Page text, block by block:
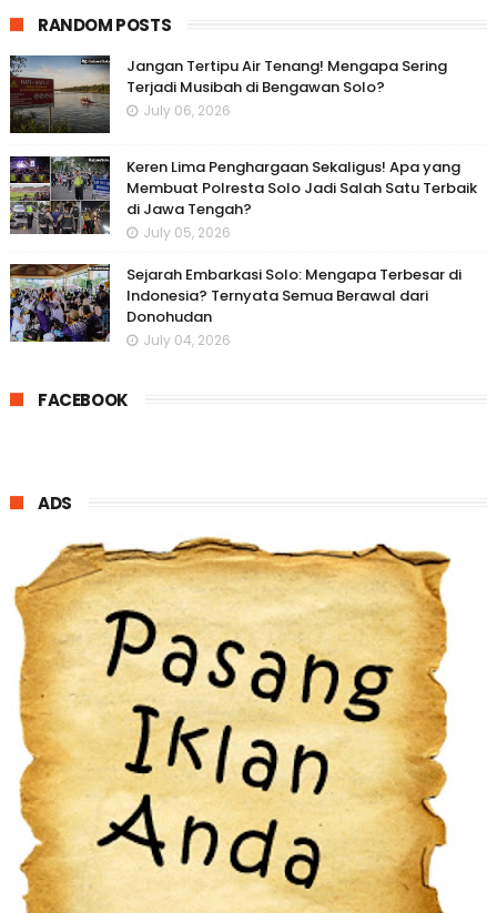
RANDOM POSTS
Jangan Tertipu Air Tenang! Mengapa Sering
Terjadi Musibah di Bengawan Solo?
July 06, 2026
Keren Lima Penghargaan Sekaligus! Apa yang
Membuat Polresta Solo Jadi Salah Satu Terbaik
di Jawa Tengah?
July 05, 2026
Sejarah Embarkasi Solo: Mengapa Terbesar di
Indonesia? Ternyata Semua Berawal dari
Donohudan
July 04, 2026
FACEBOOK
ADS